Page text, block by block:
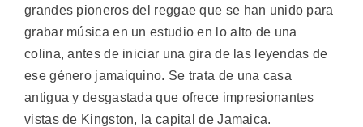
grandes pioneros del reggae que se han unido para
grabar música en un estudio en lo alto de una
colina, antes de iniciar una gira de las leyendas de
ese género jamaiquino. Se trata de una casa
antigua y desgastada que ofrece impresionantes
vistas de Kingston, la capital de Jamaica.